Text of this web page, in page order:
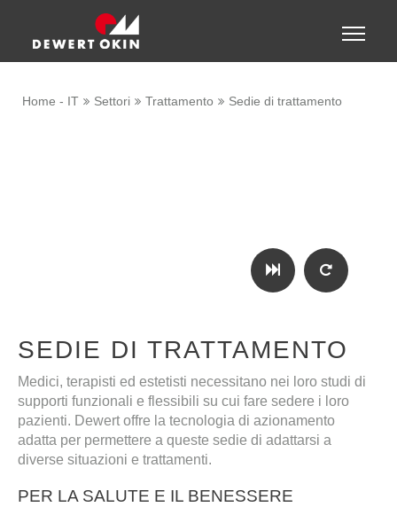
Toggle
Home - IT Settori Trattamento Sedie di trattamento
SEDIE DI TRATTAMENTO
Medici, terapisti ed estetisti necessitano nei loro studi di
supporti funzionali e flessibili su cui fare sedere i loro
pazienti. Dewert offre la tecnologia di azionamento
adatta per permettere a queste sedie di adattarsi a
diverse situazioni e trattamenti.
PER LA SALUTE E IL BENESSERE